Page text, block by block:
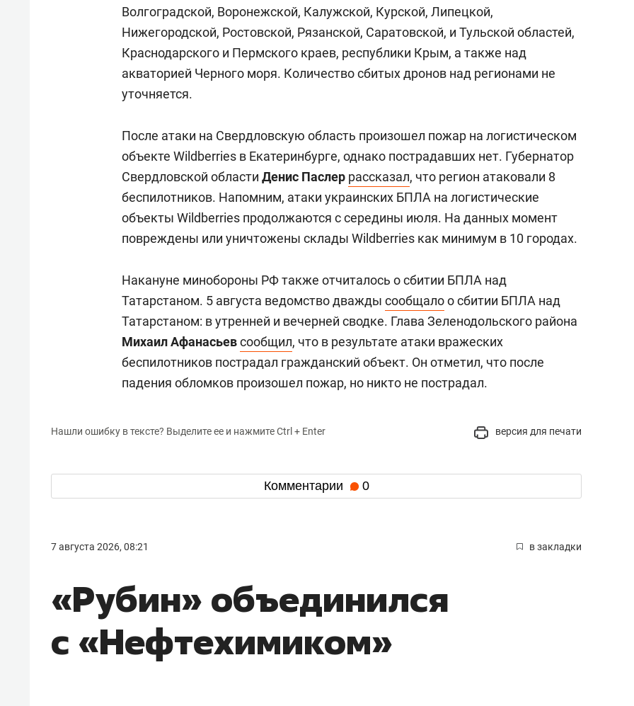
Волгоградской, Воронежской, Калужской, Курской, Липецкой,
Нижегородской, Ростовской, Рязанской, Саратовской, и Тульской областей,
Краснодарского и Пермского краев, республики Крым, а также над
акваторией Черного моря. Количество сбитых дронов над регионами не
уточняется.
После атаки на Свердловскую область произошел пожар на логистическом
объекте Wildberries в Екатеринбурге, однако пострадавших нет. Губернатор
Свердловской области Денис Паслер рассказал, что регион атаковали 8
беспилотников. Напомним, атаки украинских БПЛА на логистические
объекты Wildberries продолжаются с середины июля. На данных момент
повреждены или уничтожены склады Wildberries как минимум в 10 городах.
Накануне минобороны РФ также отчиталось о сбитии БПЛА над
Татарстаном. 5 августа ведомство дважды сообщалоо сбитии БПЛА над
Татарстаном: в утренней и вечерней сводке. Глава Зеленодольского района
Михаил Афанасьевсообщил, что в результате атаки вражеских
беспилотников пострадал гражданский объект. Он отметил, что после
падения обломков произошел пожар, но никто не пострадал.
Нашли ошибку в тексте? Выделите ее и нажмите Ctrl + Enter версия для печати
Комментарии 0
7 августа 2026, 08:21 в закладки
«Рубин» объединился
с «Нефтехимиком»